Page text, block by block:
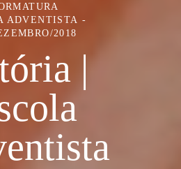
ADVENTISTA
2018
|